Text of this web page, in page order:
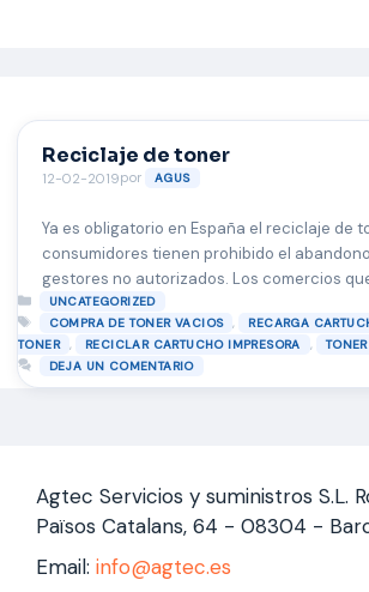
Reciclaje de toner
12-02-2019por AGUS
Ya es obligatorio en España el reciclaje de
consumidores tienen prohibido el
gestores no autorizados. Los comercios
deben recogerlos de forma gratuita en la
casos. Desde el pasado 15 de agosto, es
España el reciclaje de los cartuchos de
Categorías
UNCATEGORIZED
Etiquetas
COMPRA DE TONER VACIOS , RECARGA
TONER
, RECICLAR CARTUCHO IMPRESORA ,
DEJA UN COMENTARIO
Agtec Servicios y suministros S.L.
Països Catalans, 64 - 08304 -
Email: info@agtec.es